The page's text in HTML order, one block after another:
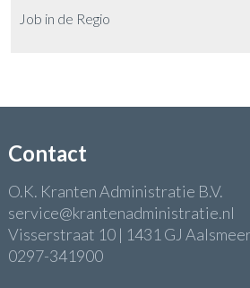
Job in de Regio
Contact
O.K. Kranten Administratie B.V.
service@krantenadministratie.nl
Visserstraat 10 | 1431 GJ Aalsmeer
0297-341900